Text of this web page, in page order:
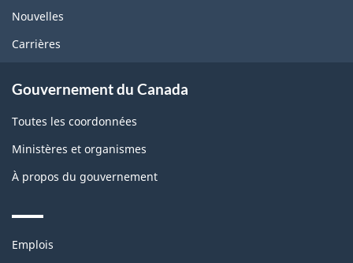
Nouvelles
Carrières
Gouvernement du Canada
Toutes les coordonnées
Ministères et organismes
À propos du gouvernement
Themes
Emplois